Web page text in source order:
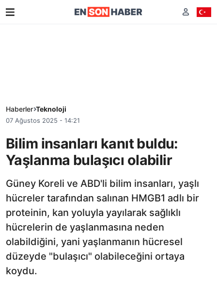
Haberler Teknoloji
07 Ağustos 2025 - 14:21
Bilim insanları kanıt buldu:
Yaşlanma bulaşıcı olabilir
Güney Koreli ve ABD'li bilim insanları, yaşlı
hücreler tarafından salınan HMGB1 adlı bir
proteinin, kan yoluyla yayılarak sağlıklı
hücrelerin de yaşlanmasına neden
olabildiğini, yani yaşlanmanın hücresel
düzeyde "bulaşıcı" olabileceğini ortaya
koydu.